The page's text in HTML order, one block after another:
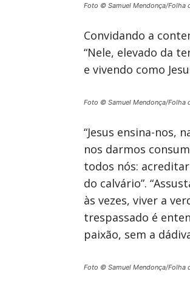
Foto © Samuel Mendonça/Folha
Convidando a
“Nele, elevado da
e vivendo como
Foto © Samuel Mendonça/Folha
“Jesus ensina-nos,
nos darmos
todos nós:
do calvário”.
às vezes, viver a
trespassado é
paixão, sem a
Foto © Samuel Mendonça/Folha